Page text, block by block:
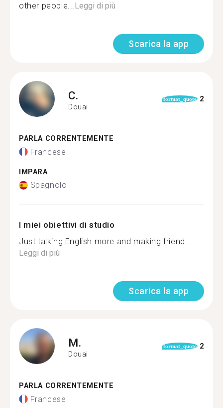
other people...Leggi di più
Scarica la app
C.
Douai
format_quote 2
PARLA CORRENTEMENTE
Francese
IMPARA
Spagnolo
I miei obiettivi di studio
Just talking English more and making friend...
Leggi di più
Scarica la app
M.
Douai
format_quote 2
PARLA CORRENTEMENTE
Francese